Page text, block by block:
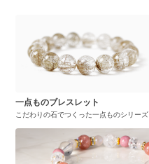
一点ものブレスレット
こだわりの石でつくった一点ものシリーズ